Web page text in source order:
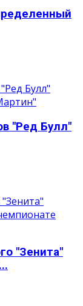
"Ред Булл"
"Зенита"